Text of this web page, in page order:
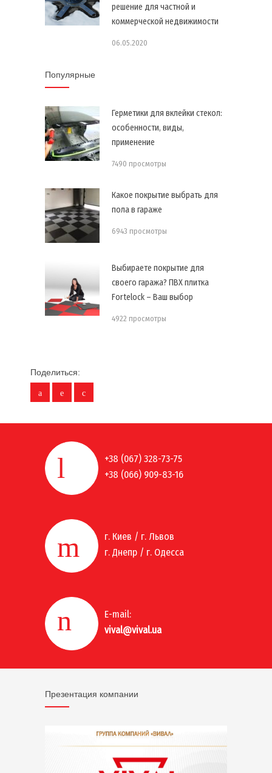
решение для частной и
коммерческой недвижимости
06.05.2020
Популярные
Герметики для вклейки стекол:
особенности, виды,
применение
7490 просмотры
Какое покрытие выбрать для
пола в гараже
6943 просмотры
Выбираете покрытие для
своего гаража? ПВХ плитка
Fortelock – Ваш выбор
4922 просмотры
Поделиться:
+38 (067) 328-73-75
+38 (066) 909-83-16
г. Киев / г. Львов
г. Днепр / г. Одесса
E-mail:
vival@vival.ua
Презентация компании